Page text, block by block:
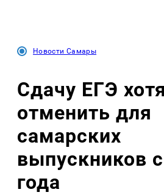
Новости Самары
Сдачу ЕГЭ
отменить для
самарских
выпускников
года